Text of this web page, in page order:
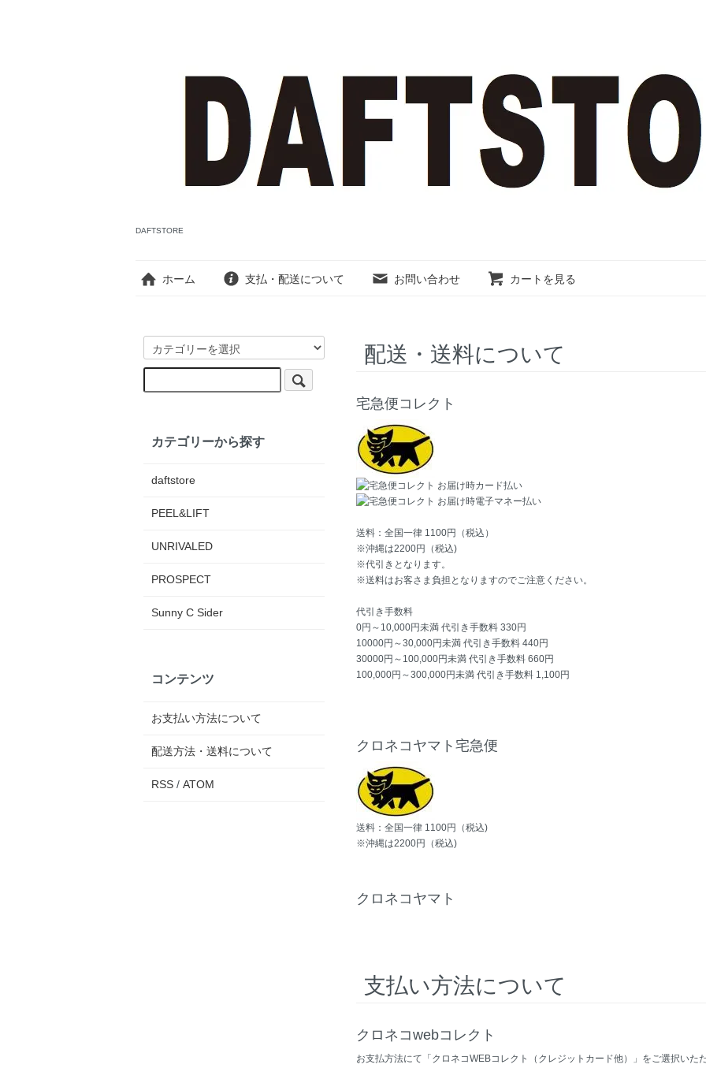
DAFTSTORE
ホーム 支払・配送について お問い合わせ カートを見る
配送・送料について
宅急便コレクト
送料：全国一律 1100円（税込）
※沖縄は2200円（税込)
※代引きとなります。
※送料はお客さま負担となりますのでご注意ください。
代引き手数料
0円～10,000円未満 代引き手数料 330円
10000円～30,000円未満 代引き手数料 440円
30000円～100,000円未満 代引き手数料 660円
100,000円～300,000円未満 代引き手数料 1,100円
クロネコヤマト宅急便
送料：全国一律 1100円（税込)
※沖縄は2200円（税込)
クロネコヤマト
支払い方法について
クロネコwebコレクト
お支払方法にて「クロネコWEBコレクト（クレジットカード他）」をご選択いた
カテゴリーから探す
daftstore
PEEL&LIFT
UNRIVALED
PROSPECT
Sunny C Sider
コンテンツ
お支払い方法について
配送方法・送料について
RSS / ATOM